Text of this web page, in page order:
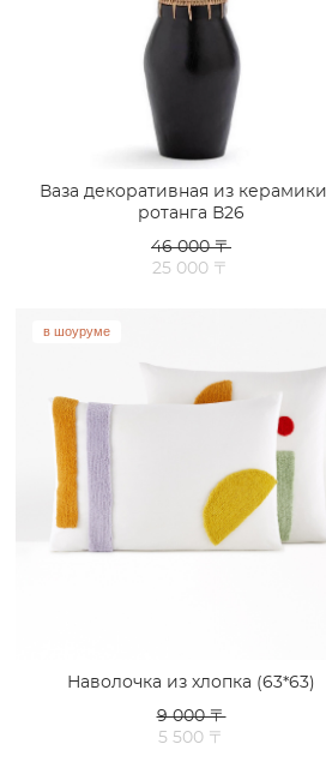
Ваза декоративная из
ротанга В26
46 000 〒
25 000 〒
в шоуруме
Наволочка из хлопка (63*63)
9 000 〒
5 500 〒